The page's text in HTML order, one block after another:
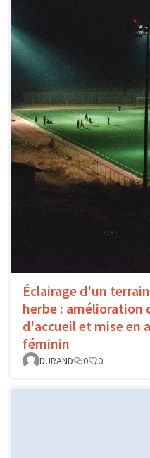
Éclairage d'un
herbe : amélioration
d'accueil et mise en
féminin
DURAND 0 0